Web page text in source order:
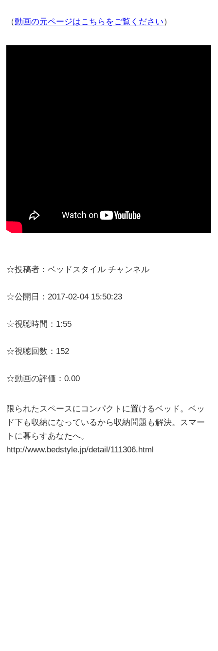
（動画の元ページはこちらをご覧ください）
☆投稿者：ベッドスタイル チャンネル
☆公開日：2017-02-04 15:50:23
☆視聴時間：1:55
☆視聴回数：152
☆動画の評価：0.00
限られたスペースにコンパクトに置けるベッド。ベッ
ド下も収納になっているから収納問題も解決。スマー
トに暮らすあなたへ。
http://www.bedstyle.jp/detail/111306.html